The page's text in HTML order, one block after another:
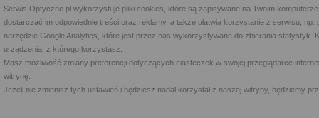
Serwis Optyczne.pl wykorzystuje pliki cookies, które są zapisywane na Twoim
dostarczać im odpowiednie treści oraz reklamy, a także ułatwia korzystanie z serwisu,
narzędzie Google Analytics, które jest przez nas wykorzystywane do zbierania statystyk.
urządzenia, z którego korzystasz.
Masz możliwość zmiany preferencji dotyczących ciasteczek w swojej przeglądarce
witrynę.
Jeżeli nie zmienisz tych ustawień i będziesz nadal korzystał z naszej witryny, będziemy